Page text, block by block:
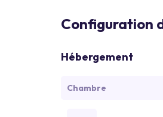
Configuration
Hébergement
Chambre